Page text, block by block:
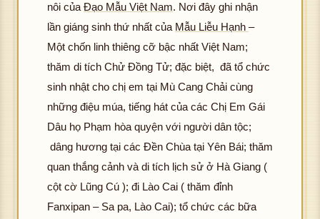
nôi của Đạo Mẫu Việt Nam. Nơi đây ghi nhận
lần giáng sinh thứ nhất của Mẫu Liễu Hạnh –
Một chốn linh thiêng cỡ bậc nhất Việt Nam;
thăm di tích Chử Đồng Tử; đặc biệt, đã tổ chức
sinh nhật cho chị em tại Mù Cang Chải cùng
những điệu múa, tiếng hát của các Chị Em Gái
Dâu họ Phạm hòa quyện với người dân tộc;
dâng hương tại các Đền Chùa tại Yên Bái; thăm
quan thắng cảnh và di tích lịch sử ở Hà Giang (
cột cờ Lũng Cú ); đi Lào Cai ( thăm đỉnh
Fanxipan – Sa pa, Lào Cai); tổ chức các bữa